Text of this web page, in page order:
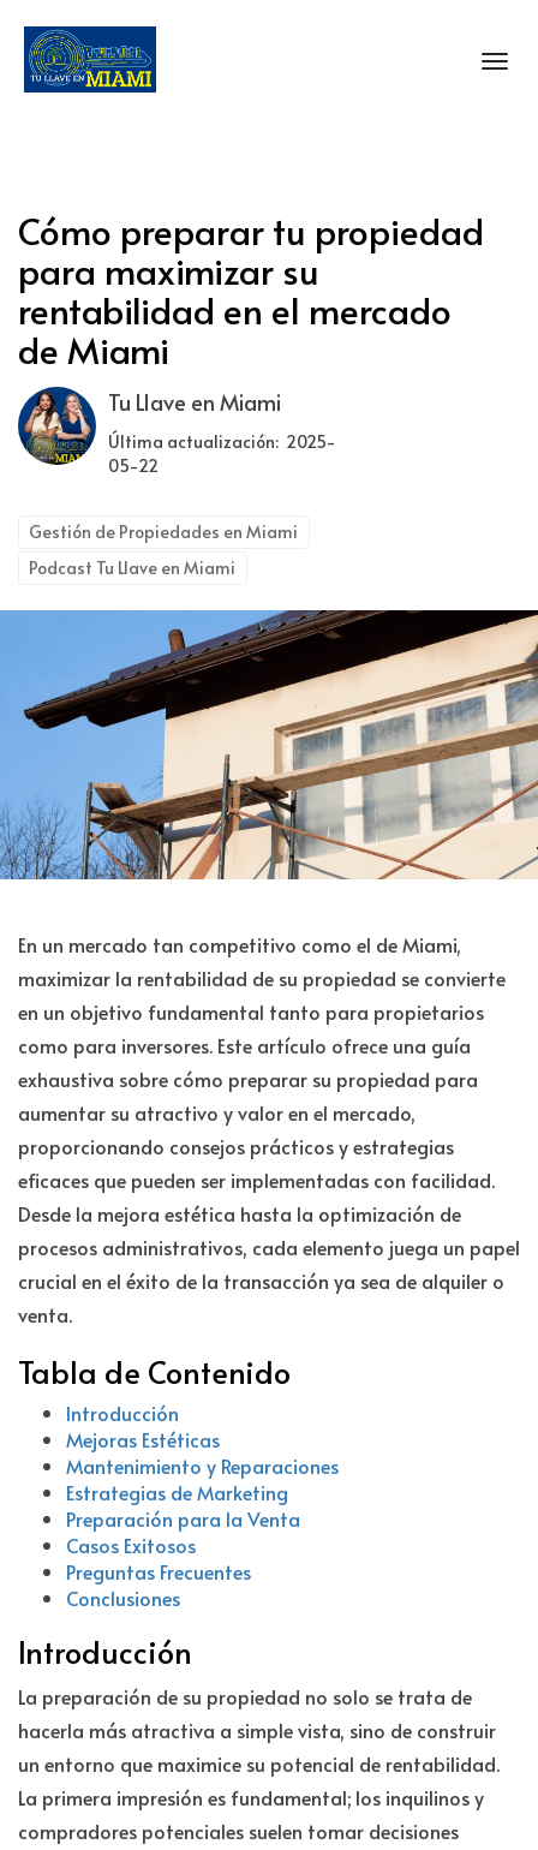
Cómo preparar tu propiedad
para maximizar su
rentabilidad en el mercado
de Miami
Tu Llave en Miami
Última actualización: 2025-
05-22
Gestión de Propiedades en Miami
Podcast Tu Llave en Miami
En un mercado tan competitivo como el de Miami,
maximizar la rentabilidad de su propiedad se convierte
en un objetivo fundamental tanto para propietarios
como para inversores. Este artículo ofrece una guía
exhaustiva sobre cómo preparar su propiedad para
aumentar su atractivo y valor en el mercado,
proporcionando consejos prácticos y estrategias
eficaces que pueden ser implementadas con facilidad.
Desde la mejora estética hasta la optimización de
procesos administrativos, cada elemento juega un papel
crucial en el éxito de la transacción ya sea de alquiler o
venta.
Tabla de Contenido
Introducción
Mejoras Estéticas
Mantenimiento y Reparaciones
Estrategias de Marketing
Preparación para la Venta
Casos Exitosos
Preguntas Frecuentes
Conclusiones
Introducción
La preparación de su propiedad no solo se trata de
hacerla más atractiva a simple vista, sino de construir
un entorno que maximice su potencial de rentabilidad.
La primera impresión es fundamental; los inquilinos y
compradores potenciales suelen tomar decisiones